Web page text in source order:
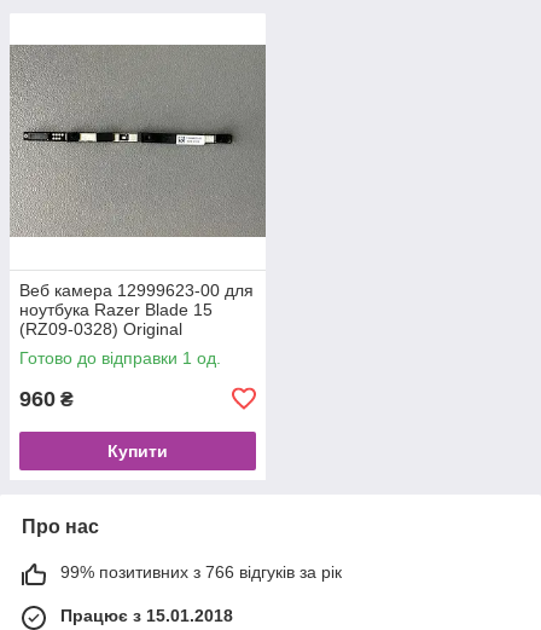
Веб камера 12999623-00 для
ноутбука Razer Blade 15
(RZ09-0328) Original
Готово до відправки 1 од.
960 ₴
Купити
Про нас
99% позитивних з 766 відгуків за рік
Працює з 15.01.2018